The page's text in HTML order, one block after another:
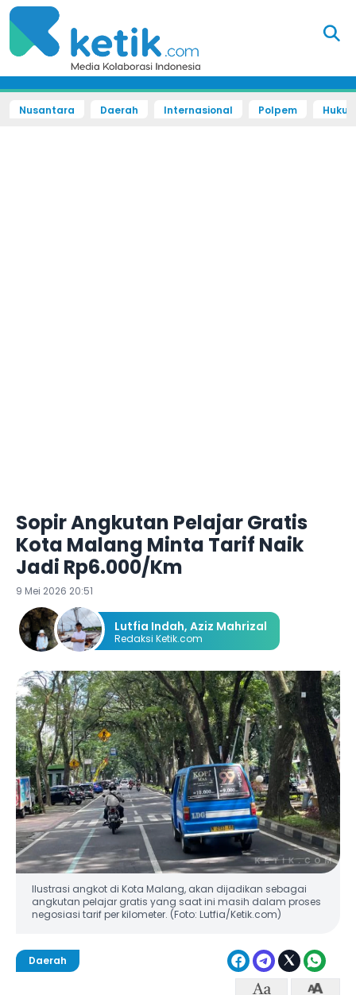
Nusantara Daerah Internasional Polpem
Sopir Angkutan Pelajar Gratis
Kota Malang Minta Tarif Naik
Jadi Rp6.000/Km
9 Mei 2026 20:51
Lutfia Indah, Aziz Mahrizal
Redaksi Ketik.com
Ilustrasi angkot di Kota Malang, akan dijadikan sebagai
angkutan pelajar gratis yang saat ini masih dalam proses
negosiasi tarif per kilometer. (Foto: Lutfia/Ketik.com)
Daerah